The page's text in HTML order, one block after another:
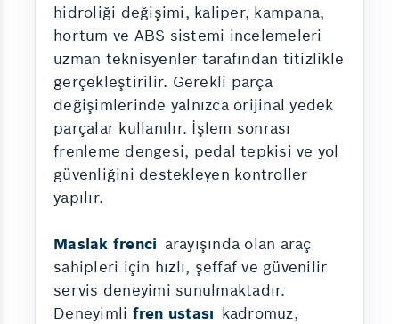
hidroliği değişimi, kaliper, kampana,
hortum ve ABS sistemi incelemeleri
uzman teknisyenler tarafından titizlikle
gerçekleştirilir. Gerekli parça
değişimlerinde yalnızca orijinal yedek
parçalar kullanılır. İşlem sonrası
frenleme dengesi, pedal tepkisi ve yol
güvenliğini destekleyen kontroller
yapılır.
Maslak frenci arayışında olan araç
sahipleri için hızlı, şeffaf ve güvenilir
servis deneyimi sunulmaktadır.
Deneyimli fren ustası kadromuz,